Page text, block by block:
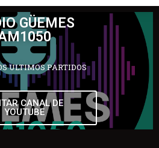
GÜEMES
ULTIMOS PARTIDOS
CANAL DE
YOUTUBE